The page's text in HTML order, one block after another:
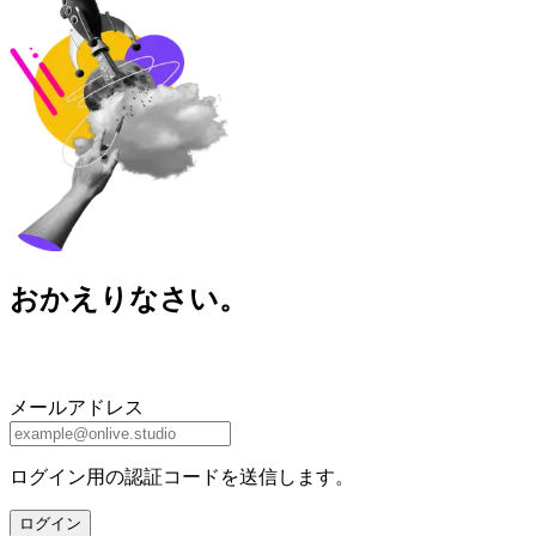
おかえりなさい。
メールアドレス
ログイン用の認証コードを送信します。
ログイン